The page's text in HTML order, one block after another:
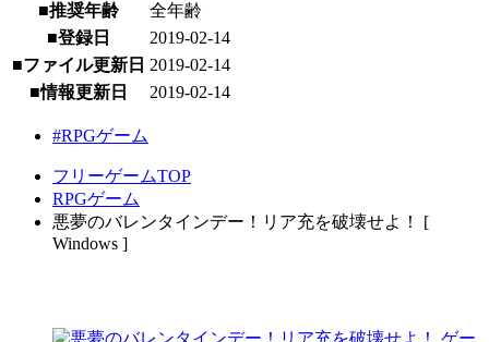
■推奨年齢
全年齢
■登録日
2019-02-14
■ファイル更新日 2019-02-14
■情報更新日
2019-02-14
#RPGゲーム
フリーゲームTOP
RPGゲーム
悪夢のバレンタインデー！リア充を破壊せよ！ [
Windows ]